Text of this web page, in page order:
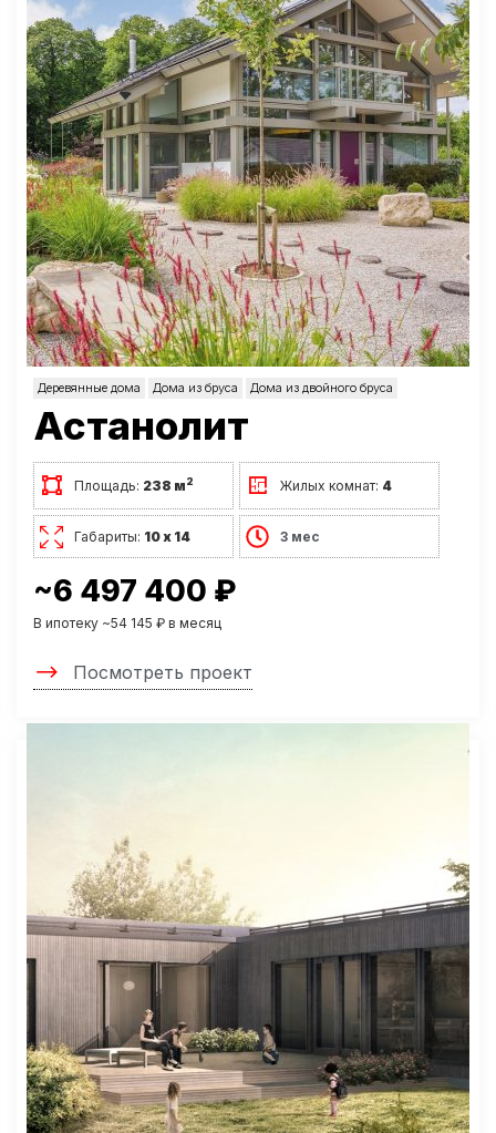
Деревянные дома Дома из бруса Дома из двойного бруса
Астанолит
Площадь: 238 м2 Жилых комнат: 4
Габариты: 10 х 14 3 мес
~6 497 400 ₽
В ипотеку ~54 145 ₽ в месяц
Посмотреть проект